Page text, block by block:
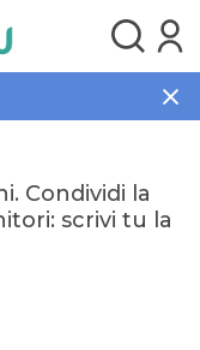
Condividi la
scrivi tu la